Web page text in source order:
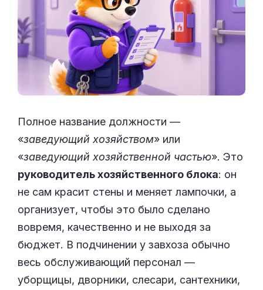
Полное название должности —
«заведующий хозяйством» или
«заведующий хозяйственной частью». Это
руководитель хозяйственного блока: он
не сам красит стены и меняет лампочки, а
организует, чтобы это было сделано
вовремя, качественно и не выходя за
бюджет. В подчинении у завхоза обычно
весь обслуживающий персонал —
уборщицы, дворники, слесари, сантехники,